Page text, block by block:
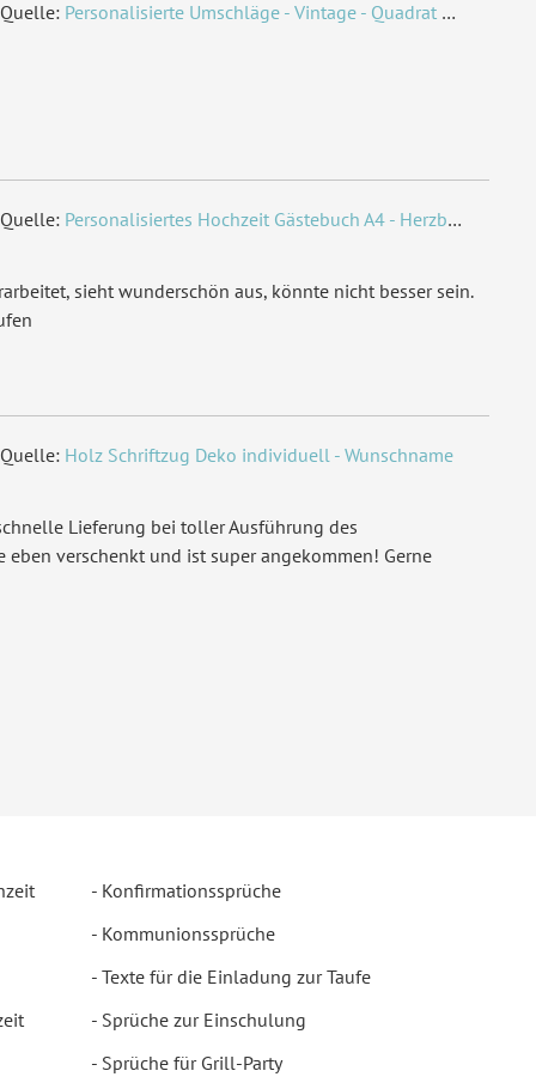
Quelle: Personalisierte Umschläge - Vintage - Quadrat 155 x 155 mm
Quelle: Personalisiertes Hochzeit Gästebuch A4 - Herzbaum
sieht wunderschön aus, könnte nicht besser sein.
Quelle: Holz Schriftzug Deko individuell - Wunschname
Lieferung bei toller Ausführung des
eben verschenkt und ist super angekommen! Gerne
Konfirmationssprüche
Kommunionssprüche
Texte für die Einladung zur Taufe
Sprüche zur Einschulung
Sprüche für Grill-Party